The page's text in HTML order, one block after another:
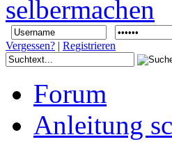
Vergessen? | Registrieren
Forum
Anleitung